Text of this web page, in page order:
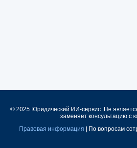
© 2025 Юридический ИИ-сервис. Не
заменяет консультацию с
Правовая информация | По вопросам